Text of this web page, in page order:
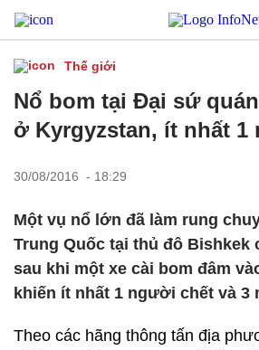
Thế giới
Nổ bom tại Đại sứ
ở Kyrgyzstan, ít nhất 1
30/08/2016 - 18:29
Một vụ nổ lớn đã làm rung
Trung Quốc tại thủ đô Bishkek
sau khi một xe cài bom đâm
khiến ít nhất 1 người chết và
Theo các hãng thông tấn địa